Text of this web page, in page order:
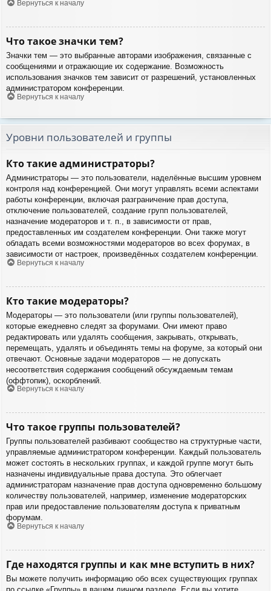
Вернуться к началу
Что такое значки тем?
Значки тем — это выбранные авторами изображения, связанные с
сообщениями и отражающие их содержание. Возможность
использования значков тем зависит от разрешений, установленных
администратором конференции.
Вернуться к началу
Уровни пользователей и группы
Кто такие администраторы?
Администраторы — это пользователи, наделённые высшим уровнем
контроля над конференцией. Они могут управлять всеми аспектами
работы конференции, включая разграничение прав доступа,
отключение пользователей, создание групп пользователей,
назначение модераторов и т. п., в зависимости от прав,
предоставленных им создателем конференции. Они также могут
обладать всеми возможностями модераторов во всех форумах, в
зависимости от настроек, произведённых создателем конференции.
Вернуться к началу
Кто такие модераторы?
Модераторы — это пользователи (или группы пользователей),
которые ежедневно следят за форумами. Они имеют право
редактировать или удалять сообщения, закрывать, открывать,
перемещать, удалять и объединять темы на форуме, за который они
отвечают. Основные задачи модераторов — не допускать
несоответствия содержания сообщений обсуждаемым темам
(оффтопик), оскорблений.
Вернуться к началу
Что такое группы пользователей?
Группы пользователей разбивают сообщество на структурные части,
управляемые администратором конференции. Каждый пользователь
может состоять в нескольких группах, и каждой группе могут быть
назначены индивидуальные права доступа. Это облегчает
администраторам назначение прав доступа одновременно большому
количеству пользователей, например, изменение модераторских
прав или предоставление пользователям доступа к приватным
форумам.
Вернуться к началу
Где находятся группы и как мне вступить в них?
Вы можете получить информацию обо всех существующих группах